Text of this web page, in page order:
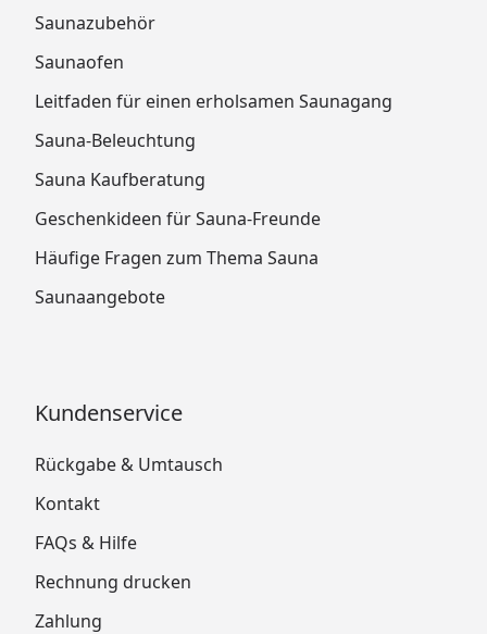
Saunazubehör
Saunaofen
Leitfaden für einen erholsamen Saunagang
Sauna-Beleuchtung
Sauna Kaufberatung
Geschenkideen für Sauna-Freunde
Häufige Fragen zum Thema Sauna
Saunaangebote
Kundenservice
Rückgabe & Umtausch
Kontakt
FAQs & Hilfe
Rechnung drucken
Zahlung